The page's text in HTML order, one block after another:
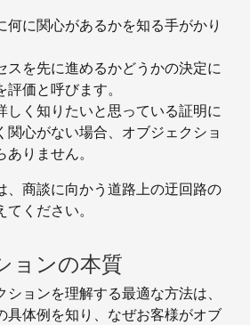
何に関心があるかを知る手がかり
スを先に進めるかどうかの決定に
価と呼びます。
しく知りたいと思っている証明に
関心がない場合、オブジェクショ
りません。
、商談に向かう道路上の迂回路の
ください。
ョンの本質
ョンを理解する最適な方法は、
具体例を知り、なぜお客様がオブ